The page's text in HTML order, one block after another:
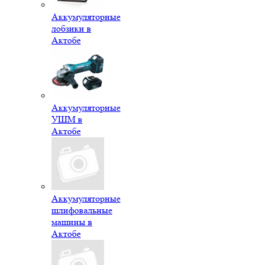
Аккумуляторные
лобзики в
Актобе
Аккумуляторные
УШМ в
Актобе
Аккумуляторные
шлифовальные
машины в
Актобе